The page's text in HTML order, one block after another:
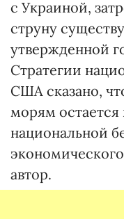
с Украиной,
струну
утвержденной
Стратегии
США сказано,
морям
национальной
автор.